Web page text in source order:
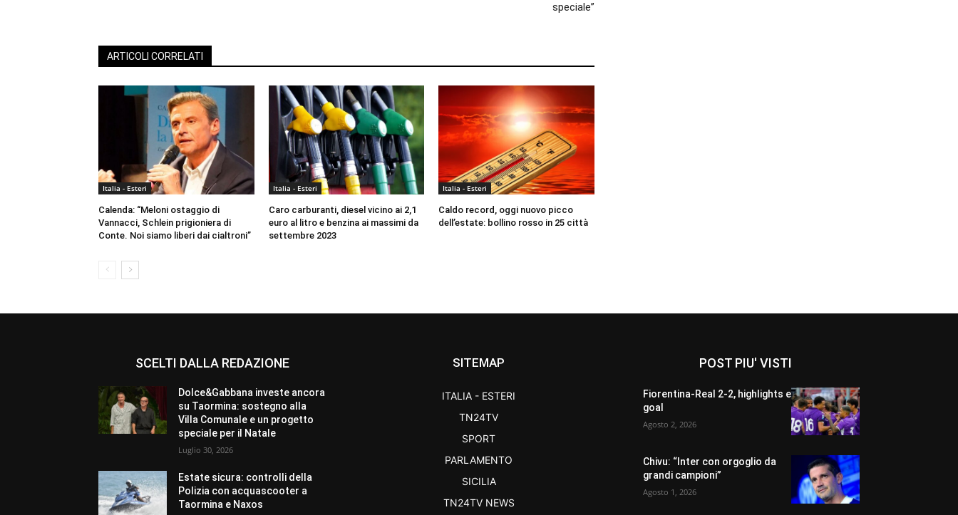
speciale”
ARTICOLI CORRELATI
Italia - Esteri
Calenda: “Meloni ostaggio di
Vannacci, Schlein prigioniera di
Conte. Noi siamo liberi dai cialtroni”
Italia - Esteri
Caro carburanti, diesel vicino ai 2,1
euro al litro e benzina ai massimi da
settembre 2023
Italia - Esteri
Caldo record, oggi nuovo picco
dell’estate: bollino rosso in 25 città
SCELTI DALLA REDAZIONE
Dolce&Gabbana investe ancora
su Taormina: sostegno alla
Villa Comunale e un progetto
speciale per il Natale
Luglio 30, 2026
Estate sicura: controlli della
Polizia con acquascooter a
Taormina e Naxos
SITEMAP
ITALIA - ESTERI
TN24TV
SPORT
PARLAMENTO
SICILIA
TN24TV NEWS
POST PIU' VISTI
Fiorentina-Real 2-2, highlights e
goal
Agosto 2, 2026
Chivu: “Inter con orgoglio da
grandi campioni”
Agosto 1, 2026